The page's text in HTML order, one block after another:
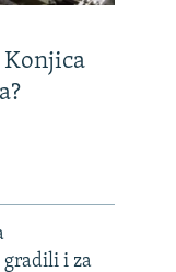
gradili i za